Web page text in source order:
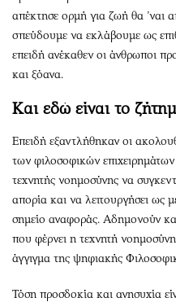
απέκτησε ορμή για ζωή θα ’ναι
σπεύδουμε να εκλάβουμε ως
επειδή ανέκαθεν οι άνθρωποι
και ξόανα.
Και εδώ είναι το
Επειδή εξαντλήθηκαν οι
των φιλοσοφικών
τεχνητής νοημοσύνης να
απορία και να λειτουργήσει ως
σημείο αναφοράς. Αδημονούν
που φέρνει η τεχνητή
άγγιγμα της ψηφιακής
Τόση προσδοκία και ανησυχία